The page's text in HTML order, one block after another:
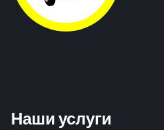
Наши услуги